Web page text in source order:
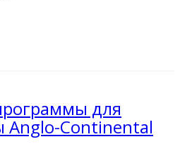
для
Continental